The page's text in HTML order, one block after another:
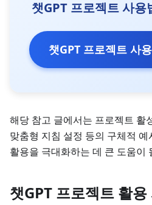
챗GPT 프로젝트 사용
챗GPT 프로젝트 사
해당 참고 글에서는 프로젝트 활
맞춤형 지침 설정 등의 구체적
활용을 극대화하는 데 큰 도움이
챗GPT 프로젝트 활용